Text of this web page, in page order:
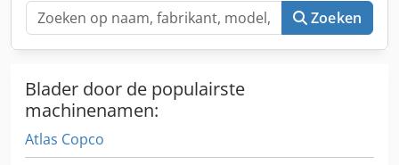
Zoeken
Blader door de populairste
machinenamen:
Atlas Copco